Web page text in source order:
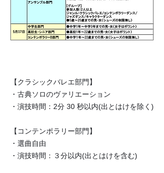
【クラシックバレエ部門】
・古典ソロのヴァリエーション
・演技時間：2分 30 秒以内(出とはけを除く)
【コンテンポラリー部門】
・選曲自由
・演技時間：３分以内(出とはけを含む)